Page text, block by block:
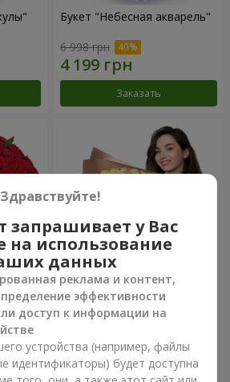
Букет "Небесная акварель"
6 998 грн
Заказать
Букет "Сердце – сердцу"
Заказать
Здравствуйте!
запрашивает у Вас
на использование
данных
реклама и контент,
эффективности
доступ к информации на
устройства (например, файлы
идентификаторы) будет доступна